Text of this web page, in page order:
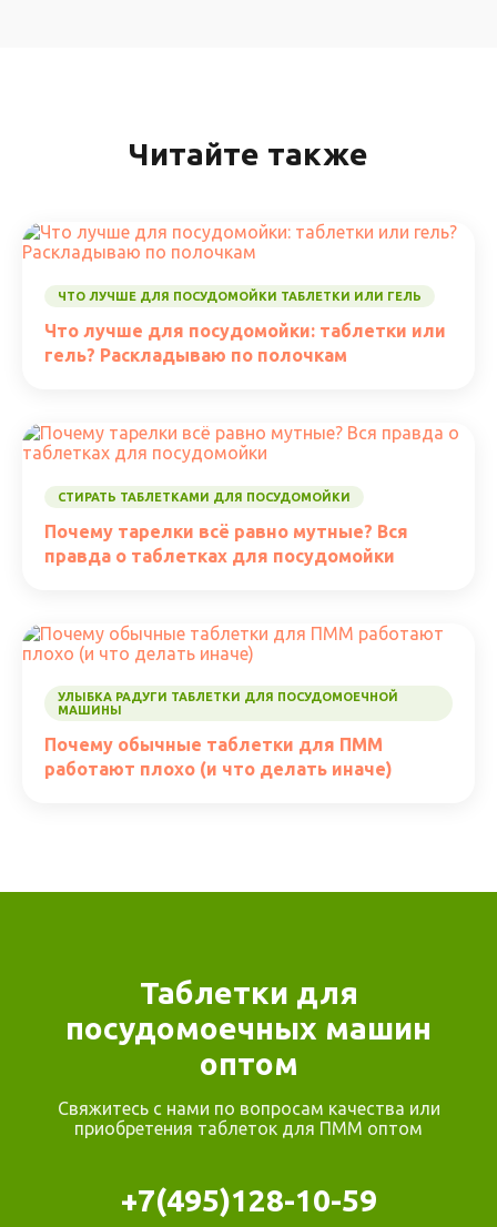
Читайте также
ЧТО ЛУЧШЕ ДЛЯ ПОСУДОМОЙКИ ТАБЛЕТКИ ИЛИ ГЕЛЬ
Что лучше для посудомойки: таблетки или
гель? Раскладываю по полочкам
СТИРАТЬ ТАБЛЕТКАМИ ДЛЯ ПОСУДОМОЙКИ
Почему тарелки всё равно мутные? Вся
правда о таблетках для посудомойки
УЛЫБКА РАДУГИ ТАБЛЕТКИ ДЛЯ ПОСУДОМОЕЧНОЙ
МАШИНЫ
Почему обычные таблетки для ПММ
работают плохо (и что делать иначе)
Таблетки для
посудомоечных машин
оптом
Свяжитесь с нами по вопросам качества или
приобретения таблеток для ПММ оптом
+7(495)128-10-59